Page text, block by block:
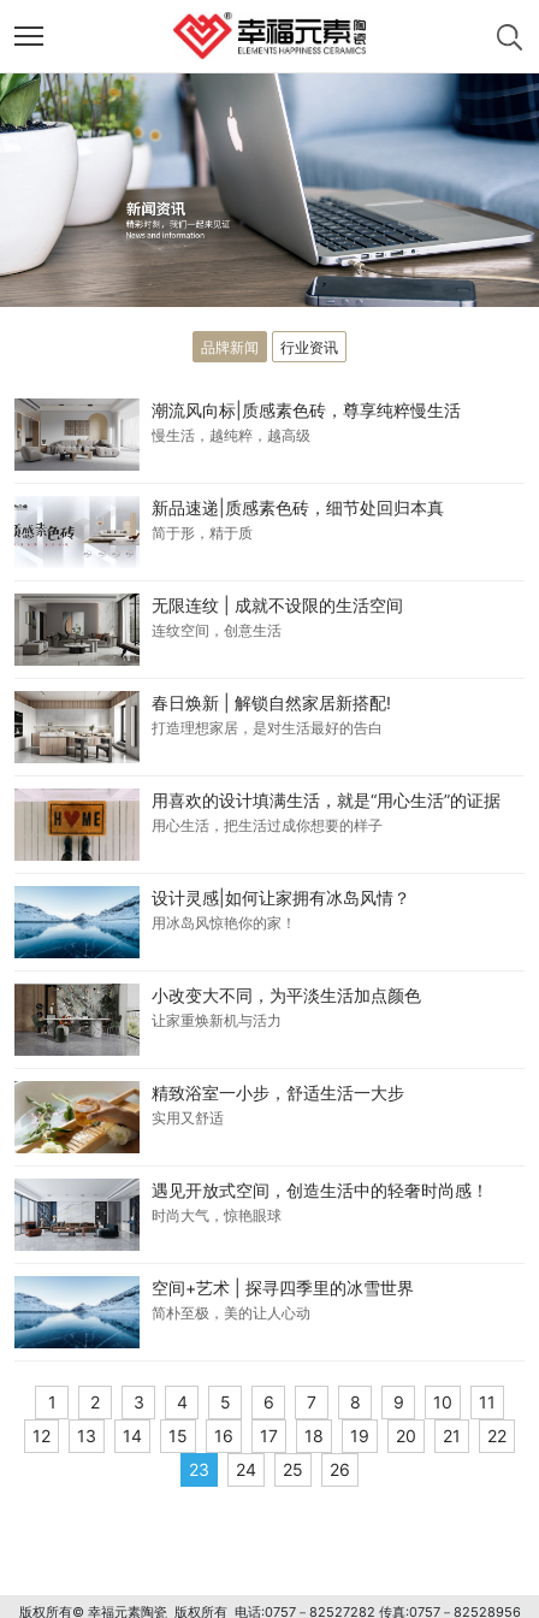
品牌新闻 行业资讯
潮流风向标|质感素色砖，尊享纯粹慢生活
慢生活，越纯粹，越高级
新品速递|质感素色砖，细节处回归本真
简于形，精于质
无限连纹 | 成就不设限的生活空间
连纹空间，创意生活
春日焕新 | 解锁自然家居新搭配!
打造理想家居，是对生活最好的告白
用喜欢的设计填满生活，就是“用心生活”的证据
用心生活，把生活过成你想要的样子
设计灵感|如何让家拥有冰岛风情？
用冰岛风惊艳你的家！
小改变大不同，为平淡生活加点颜色
让家重焕新机与活力
精致浴室一小步，舒适生活一大步
实用又舒适
遇见开放式空间，创造生活中的轻奢时尚感！
时尚大气，惊艳眼球
空间+艺术 | 探寻四季里的冰雪世界
简朴至极，美的让人心动
1 2 3 4 5 6 7 8 9 10
11
12
13 14 15 16 17 18 19 20 21
22
23
24 25 26
版权所有© 幸福元素陶瓷 版权所有 电话:0757－82527282 传真:0757－82528956